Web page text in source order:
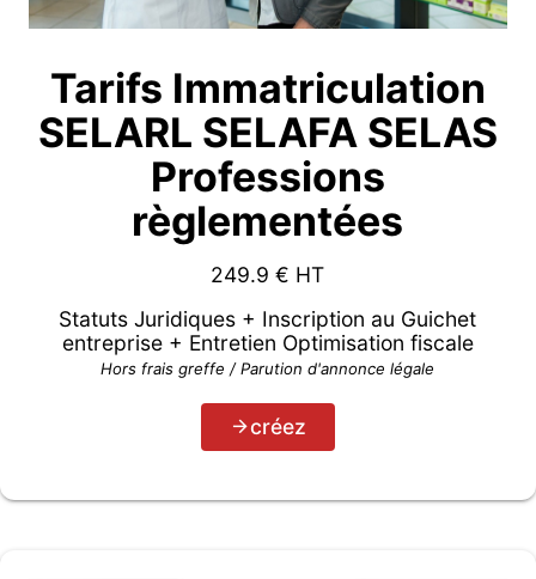
Tarifs Immatriculation
SELARL SELAFA SELAS
Professions
règlementées
249.9 € HT
Statuts Juridiques + Inscription au Guichet
entreprise + Entretien Optimisation fiscale
Hors frais greffe / Parution d'annonce légale
créez